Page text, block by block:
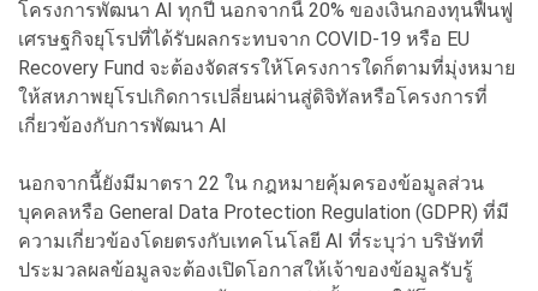
โครงการพัฒนา AI ทุกปี นอกจากนี้ 20% ของเงินกองทุนฟื้นฟู
เศรษฐกิจยุโรปที่ได้รับผลกระทบจาก COVID-19 หรือ EU
Recovery Fund จะต้องจัดสรรให้โครงการใดก็ตามที่มุ่งหมาย
ให้สหภาพยุโรปเกิดการเปลี่ยนผ่านสู่ดิจิทัลหรือโครงการที่
เกี่ยวข้องกับการพัฒนา AI
นอกจากนี้ยังมีมาตรา 22 ใน กฎหมายคุ้มครองข้อมูลส่วน
บุคคลหรือ General Data Protection Regulation (GDPR) ที่มี
ความเกี่ยวข้องโดยตรงกับเทคโนโลยี AI ที่ระบุว่า บริษัทที่
ประมวลผลข้อมูลจะต้องเปิดโอกาสให้เจ้าของข้อมูลรับรู้